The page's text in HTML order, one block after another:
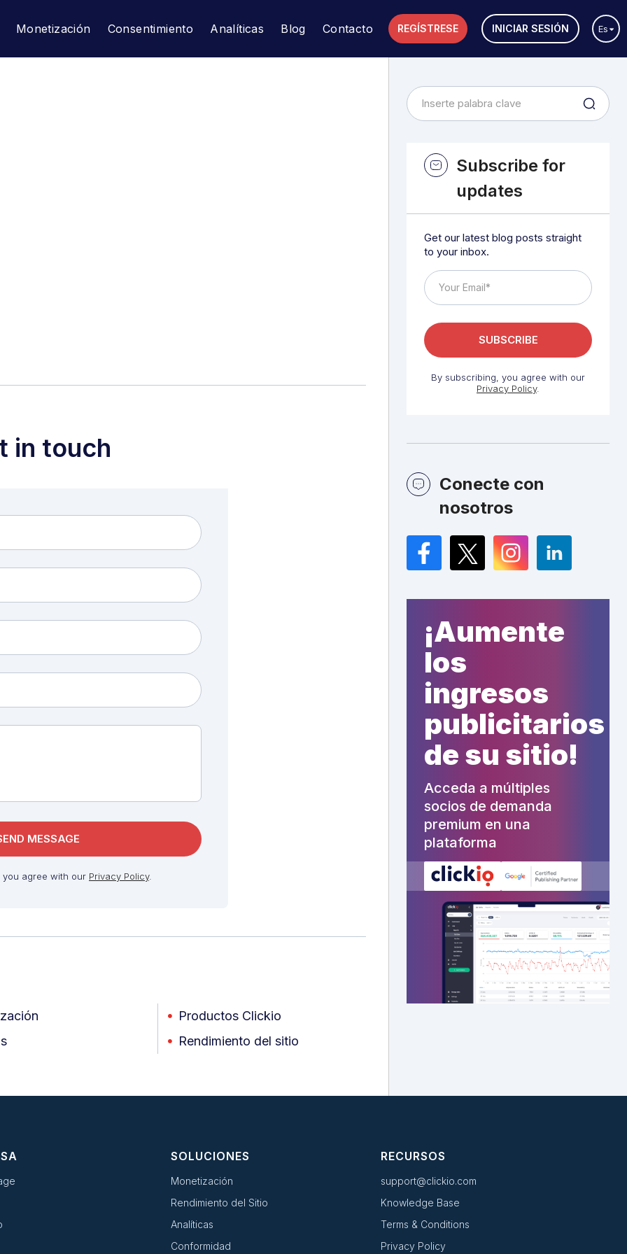
REGÍSTRESE INICIAR SESIÓN Es
Monetización Consentimiento Analíticas Blog Contacto
in touch
agree with our Privacy Policy.
Productos Clickio
Rendimiento del sitio
Subscribe for
updates
Get our latest blog posts straight
to your inbox.
By subscribing, you agree with our
Privacy Policy.
Conecte con
nosotros
Facebook
TwitterInstagramLinkedIn
¡Aumente
los
ingresos
publicitarios
de su sitio!
Acceda a múltiples
socios de demanda
premium en una
plataforma
SOLUCIONES
Monetización
Rendimiento del Sitio
Analíticas
Conformidad
RECURSOS
support@clickio.com
Knowledge Base
Terms & Conditions
Privacy Policy